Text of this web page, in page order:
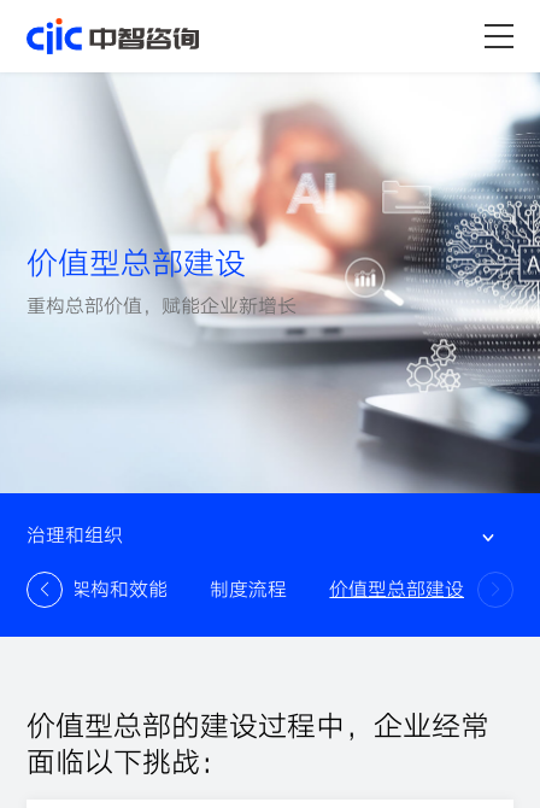
价值型总部建设
重构总部价值，赋能企业新增长
组织架构和效能 制度流程 价值型总部建设
价值型总部的建设过程中，企业经常
面临以下挑战：